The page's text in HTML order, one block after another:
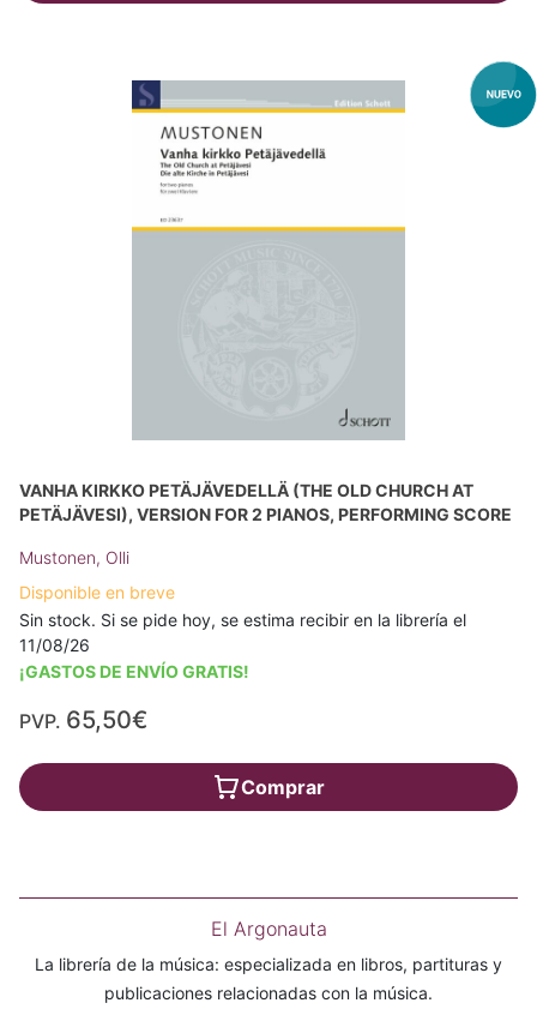
VANHA KIRKKO PETÄJÄVEDELLÄ (THE OLD CHURCH AT
PETÄJÄVESI), VERSION FOR 2 PIANOS, PERFORMING SCORE
Mustonen, Olli
Disponible en breve
Sin stock. Si se pide hoy, se estima recibir en la librería el
11/08/26
¡GASTOS DE ENVÍO GRATIS!
PVP. 65,50€
Comprar
El Argonauta
La librería de la música: especializada en libros, partituras y
publicaciones relacionadas con la música.